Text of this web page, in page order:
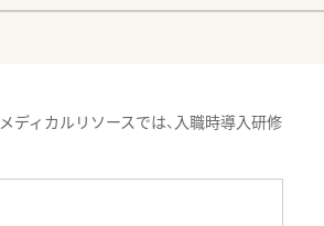
ィカルリソースでは、入職時導入研修